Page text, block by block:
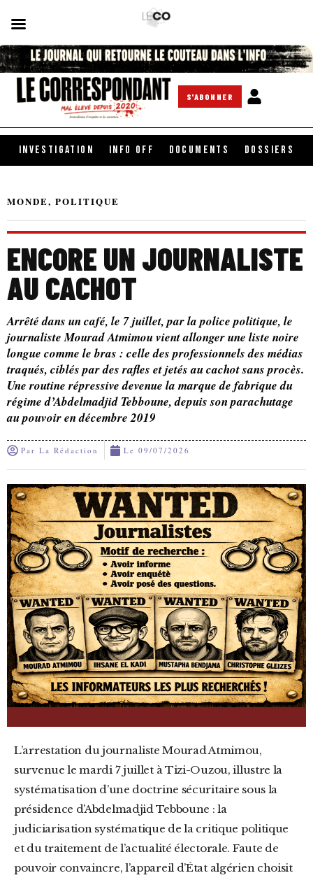
S'ABONNER
INVESTIGATION INFO OFF DOCUMENTS DOSSIERS
MONDE, POLITIQUE
ENCORE UN JOURNALISTE
AU CACHOT
Arrêté dans un café, le 7 juillet, par la police politique, le
journaliste Mourad Atmimou vient allonger une liste noire
longue comme le bras : celle des professionnels des médias
traqués, ciblés par des rafles et jetés au cachot sans procès.
Une routine répressive devenue la marque de fabrique du
régime d’Abdelmadjid Tebboune, depuis son parachutage
au pouvoir en décembre 2019
Par La Rédaction Le 09/07/2026
L’arrestation du journaliste Mourad Atmimou,
survenue le mardi 7 juillet à Tizi-Ouzou, illustre la
systématisation d’une doctrine sécuritaire sous la
présidence d’Abdelmadjid Tebboune : la
judiciarisation systématique de la critique politique
et du traitement de l’actualité électorale. Faute de
pouvoir convaincre, l’appareil d’État algérien choisit